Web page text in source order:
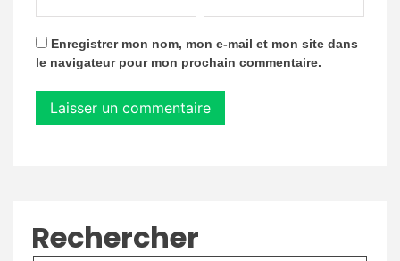
Enregistrer mon nom, mon e-mail et mon site dans
le navigateur pour mon prochain commentaire.
Rechercher